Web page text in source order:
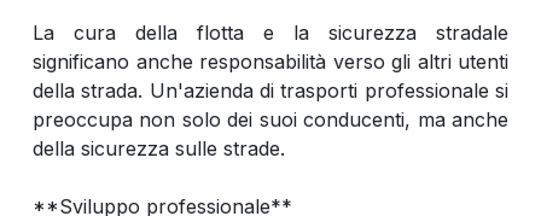
La cura della flotta e la sicurezza stradale
significano anche responsabilità verso gli altri utenti
della strada. Un'azienda di trasporti professionale si
preoccupa non solo dei suoi conducenti, ma anche
della sicurezza sulle strade.
**Sviluppo professionale**